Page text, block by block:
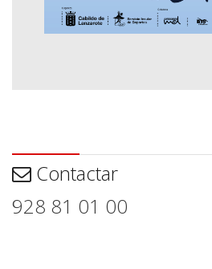
Contactar
928 81 01 00